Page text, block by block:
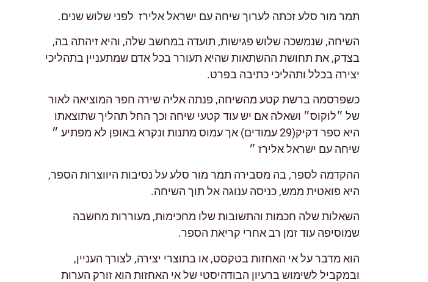
תמר מור סלע זכתה לערוך שיחה עם ישראל אלירז לפני שלוש שנים.
השיחה, שנמשכה שלוש פגישות, תועדה במחשב שלה, והיא זיהתה בה,
בצדק, את תחושת ההשתאות שהיא תעורר בכל אדם שמתעניין בתהליכי
יצירה בכלל ותהליכי כתיבה בפרט.
כשפרסמה ברשת קטע מהשיחה, פנתה אליה שירה חפר המוציאה לאור
של ״לוקוס״ ושאלה אם יש עוד קטעי שיחה וכך החל תהליך שתוצאתו
היא ספר דקיק(29 עמודים) אך עמוס מתנות ונקרא באופן לא מפתיע ״
שיחה עם ישראל אלירז ״
ההקדמה לספר, בה מסבירה תמר מור סלע על נסיבות היווצרות הספר,
היא פואטית ממש, כניסה ענוגה אל תוך השיחה.
השאלות שלה חכמות והתשובות שלו מחכימות, מעוררות מחשבה
שמוסיפה עוד זמן רב אחרי קריאת הספר.
הוא מדבר על אי האחזות בטקסט, או בתוצרי יצירה, לצורך העניין,
ובמקביל לשימוש ברעיון הבודהיסטי של אי האחזות הוא זורק הערות